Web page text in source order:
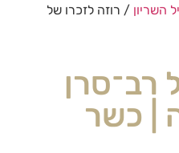
השריון / רוזה לזכרו של
רב־סרן
| כשר